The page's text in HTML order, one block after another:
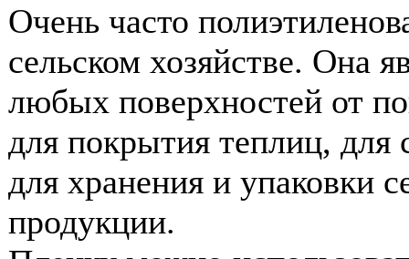
Очень часто
сельском хозяйстве. Она
любых поверхностей от
для покрытия теплиц, для
для хранения и упаковки
продукции.